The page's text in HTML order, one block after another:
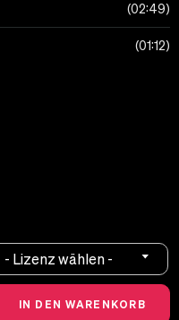
02:49
01:12
- Lizenz wählen -